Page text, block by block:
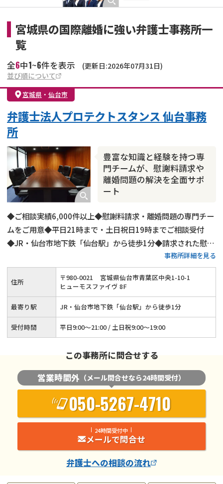
宮城県の国際離婚に強い弁護士事務所一
覧
全6中1~6件を表示
(更新日:2026年07月31日)
並び順について
宮城県 ・ 仙台市
豊富な知識と経験を持つ専
門チームが、慰謝料請求や
離婚問題の解決を全面サポ
ート
弁護士法人プロテクトスタンス 仙台事務
所
◆ご相談実績6,000件以上◆慰謝料請求・離婚問題の専門チー
ムをご用意◆平日21時まで・土日祝日19時までご相談受付
◆JR・仙台市地下鉄「仙台駅」から徒歩1分◆請求された慰謝
料の減額交渉にも対応◆オンライン相談・電話相談もOK
事務所詳細を見る
住所 〒980-0021
宮城県仙台市青葉区中央1-10-1
ヒューモスファイヴ 8F
最寄り駅 JR・仙台市地下鉄「仙台駅」から徒歩1分
受付時間 平日9:00～21:00 / 土日祝9:00～19:00
この事務所に問合せする
営業時間外 （メール問合せなら24時間受付）
050-5267-4710
24時間受付中
メールで問合せ
弁護士への相談の流れ